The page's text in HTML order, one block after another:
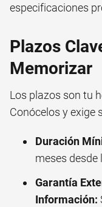
especificaciones
Plazos
Memorizar
Los plazos son tu
Conócelos y exige
Duración
meses desde
Garantía
Información: